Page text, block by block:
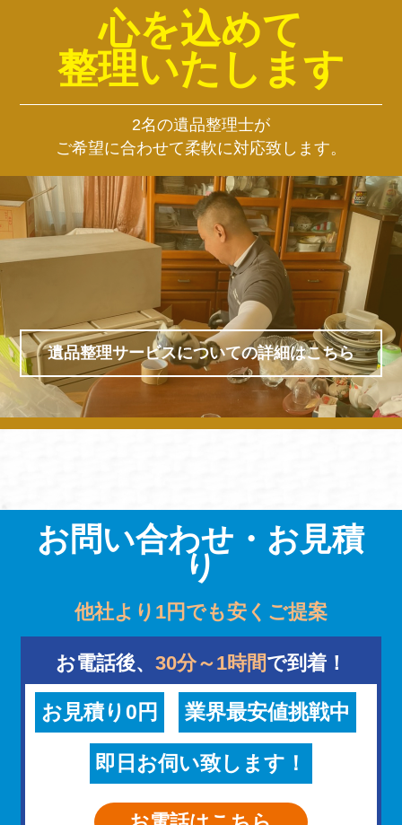
心を込めて
整理いたします
2名の遺品整理士が
ご希望に合わせて柔軟に対応致します。
遺品整理サービスについての詳細はこちら
お問い合わせ・お見積
り
他社より1円でも安くご提案
お電話後、 30分～1時間で到着！
お見積り0円 業界最安値挑戦中
即日お伺い致します！